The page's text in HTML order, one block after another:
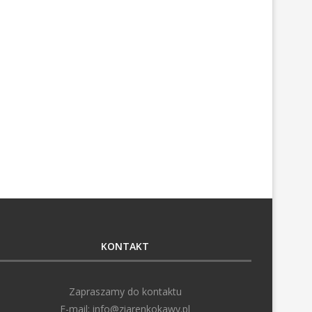
KONTAKT
Zapraszamy do kontaktu
E-mail: info@ziarenkokawy.pl